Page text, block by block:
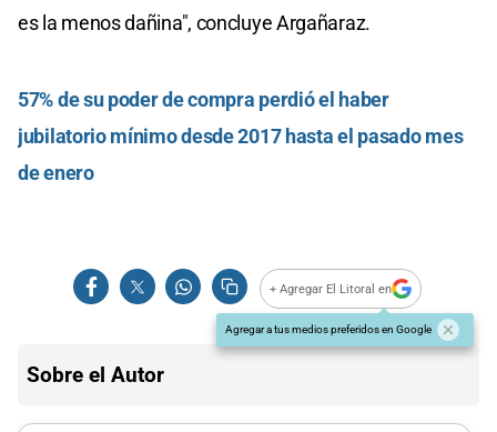
es la menos dañina", concluye Argañaraz.
57% de su poder de compra perdió el haber
jubilatorio mínimo desde 2017 hasta el pasado mes
de enero
+ Agregar El Litoral en
Agregar a tus medios preferidos en Google
Sobre el Autor